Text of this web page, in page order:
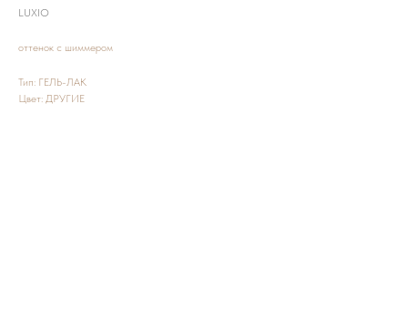
LUXIO
оттенок с шиммером
Тип: ГЕЛЬ-ЛАК
Цвет: ДРУГИЕ